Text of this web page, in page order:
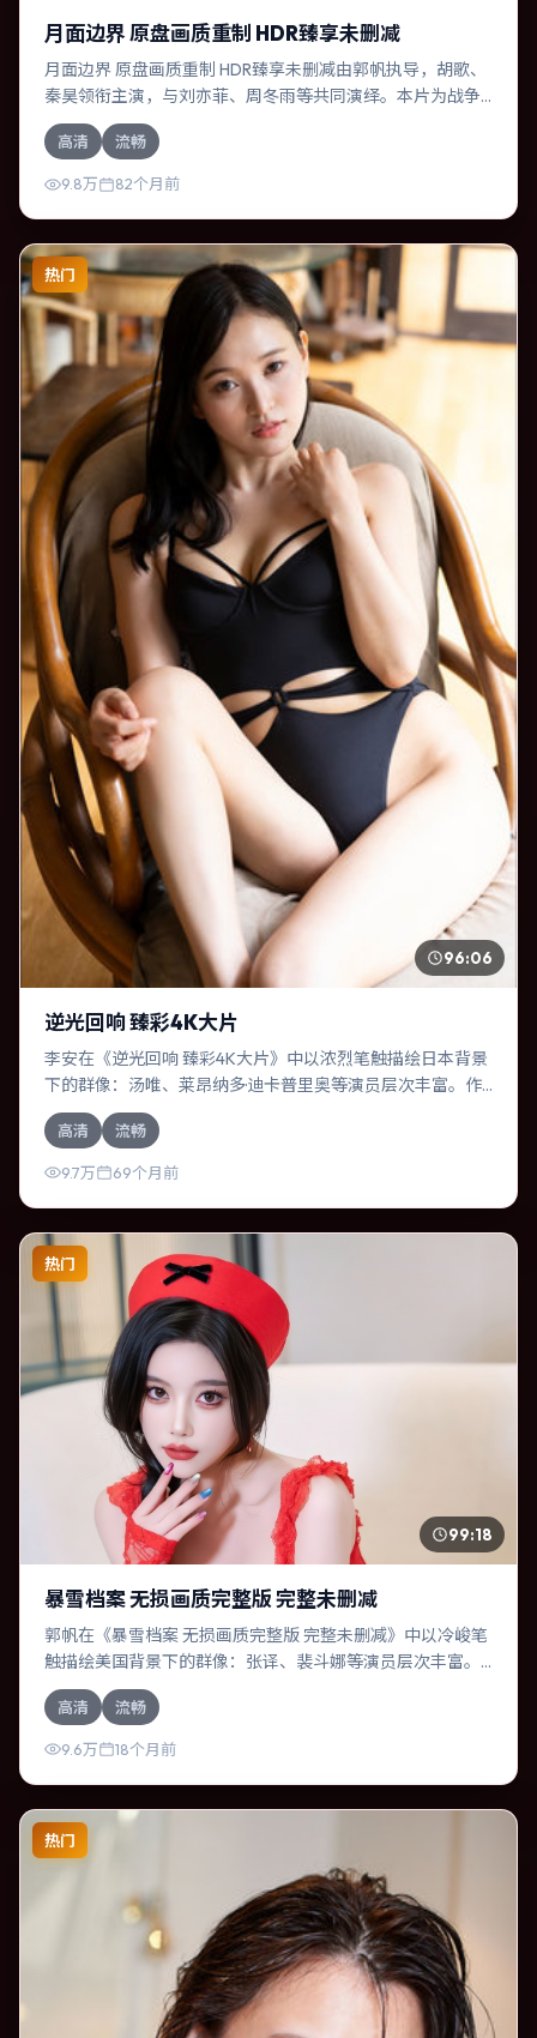
月面边界 原盘画质重制 HDR臻享未删减
月面边界 原盘画质重制 HDR臻享未删减由郭帆执导，胡歌、
秦昊领衔主演，与刘亦菲、周冬雨等共同演绎。本片为战争
类型，主要班底与取景来自泰国。两代人的隔阂在故乡小城
被慢慢缝合。影片整体气质浓烈，节奏紧凑，人物动机清
晰，适合喜欢强情节与细腻表演的观众。
高清 流畅
9.8万 82个月前
热门
96:06
逆光回响 臻彩4K大片
李安在《逆光回响 臻彩4K大片》中以浓烈笔触描绘日本背景
下的群像：汤唯、莱昂纳多·迪卡普里奥等演员层次丰富。作
为一部惊悚作品，故事从日常裂缝切入，逐步推向不可逆转
的结局；视听语言统一，情感落点克制有力。
高清 流畅
9.7万 69个月前
热门
99:18
暴雪档案 无损画质完整版 完整未删减
郭帆在《暴雪档案 无损画质完整版 完整未删减》中以冷峻笔
触描绘美国背景下的群像：张译、裴斗娜等演员层次丰富。
作为一部悬疑作品，故事从日常裂缝切入，逐步推向不可逆
转的结局；视听语言统一，情感落点克制有力。
高清 流畅
9.6万 18个月前
热门